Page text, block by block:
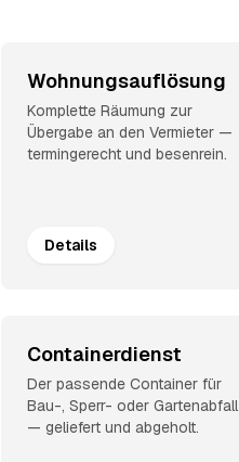
Wohnungsauflösung
Komplette Räumung zur
Übergabe an den Vermieter —
termingerecht und besenrein.
Details
Containerdienst
Der passende Container für
Bau-, Sperr- oder Gartenabfall
— geliefert und abgeholt.